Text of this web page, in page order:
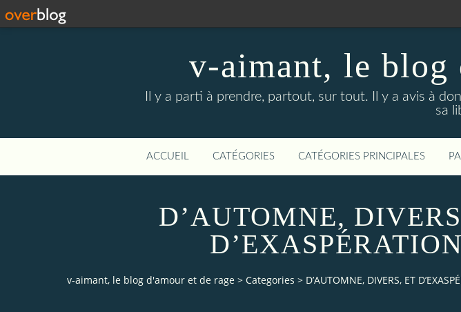
v-aimant, le blog
Il y a parti à prendre, partout, sur tout. Il y a avis à
sa
ACCUEIL CATÉGORIES CATÉGORIES PRINCIPALES
D’AUTOMNE,
D’EXASPÉRATION
v-aimant, le blog d'amour et de rage > Categories > D’AUTOMNE, DIVERS, ET